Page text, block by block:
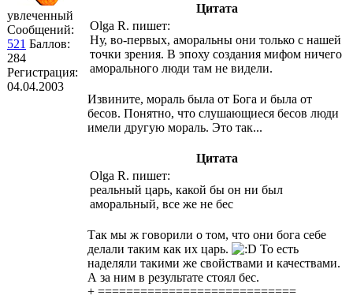
увлеченный
Сообщений:
521 Баллов:
284
Регистрация:
04.04.2003
Цитата
Olga R. пишет:
Ну, во-первых, аморальны они только с нашей
точки зрения. В эпоху создания мифом ничего
аморального люди там не видели.
Извините, мораль была от Бога и была от
бесов. Понятно, что слушающиеся бесов люди
имели другую мораль. Это так...
Цитата
Olga R. пишет:
реальный царь, какой бы он ни был
аморальный, все же не бес
Так мы ж говорили о том, что они бога себе
делали таким как их царь.
То есть
наделяли такими же свойствами и качествами.
А за ним в результате стоял бес.
+ ============================